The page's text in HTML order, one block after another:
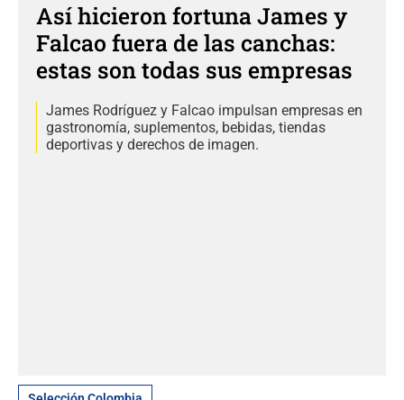
Así hicieron fortuna James y
Falcao fuera de las canchas:
estas son todas sus empresas
James Rodríguez y Falcao impulsan empresas en
gastronomía, suplementos, bebidas, tiendas
deportivas y derechos de imagen.